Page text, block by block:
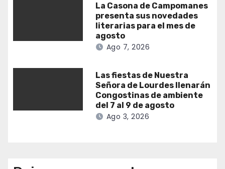
La Casona de Campomanes
presenta sus novedades
literarias para el mes de
agosto
Ago 7, 2026
Las fiestas de Nuestra
Señora de Lourdes llenarán
Congostinas de ambiente
del 7 al 9 de agosto
Ago 3, 2026